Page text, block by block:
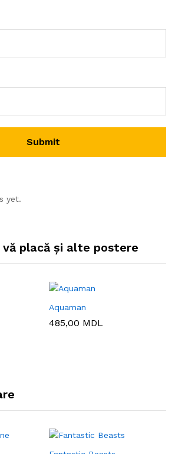
yet.
placă și alte postere
Aquaman
485,00 MDL